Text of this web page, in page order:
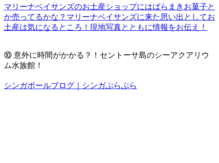
マリーナベイサンズのお土産ショップにはばらまきお菓子と
か売ってるかな？マリーナベイサンズに来た思い出としてお
土産は気になるところ！現地写真とともに情報をお伝え！
⑩ 意外に時間がかかる？！セントーサ島のシーアクアリウ
ム水族館！
シンガポールブログ｜シンガぷらぷら